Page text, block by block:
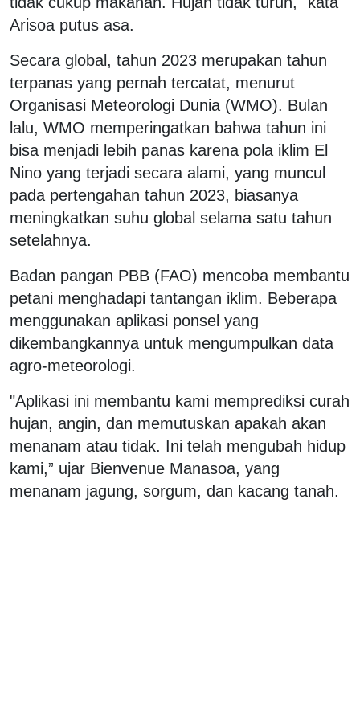
Arisoa putus asa.
Secara global, tahun 2023 merupakan tahun
terpanas yang pernah tercatat, menurut
Organisasi Meteorologi Dunia (WMO). Bulan
lalu, WMO memperingatkan bahwa tahun ini
bisa menjadi lebih panas karena pola iklim El
Nino yang terjadi secara alami, yang muncul
pada pertengahan tahun 2023, biasanya
meningkatkan suhu global selama satu tahun
setelahnya.
Badan pangan PBB (FAO) mencoba membantu
petani menghadapi tantangan iklim. Beberapa
menggunakan aplikasi ponsel yang
dikembangkannya untuk mengumpulkan data
agro-meteorologi.
"Aplikasi ini membantu kami memprediksi curah
hujan, angin, dan memutuskan apakah akan
menanam atau tidak. Ini telah mengubah hidup
kami,” ujar Bienvenue Manasoa, yang
menanam jagung, sorgum, dan kacang tanah.